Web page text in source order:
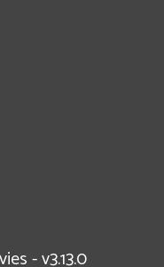
- v3.13.0